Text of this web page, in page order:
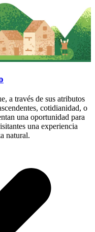
a través de sus atributos
cotidianidad, o
una oportunidad para
una experiencia
natural.